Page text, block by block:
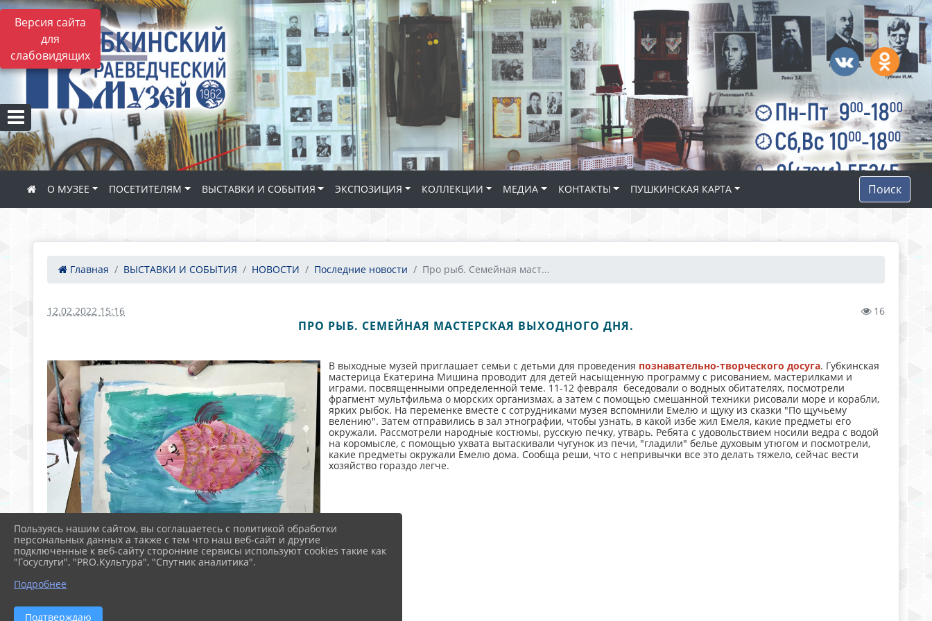
Версия сайта
для
слабовидящих
О МУЗЕЕ ПОСЕТИТЕЛЯМ ВЫСТАВКИ И СОБЫТИЯ ЭКСПОЗИЦИЯ КОЛЛЕКЦИИ МЕДИА КОНТАКТЫ ПУШКИНСКАЯ КАРТА Поиск
Главная ВЫСТАВКИ И СОБЫТИЯ НОВОСТИ Последние новости Про рыб. Семейная маст...
12.02.2022 15:16 16
ПРО РЫБ. СЕМЕЙНАЯ МАСТЕРСКАЯ ВЫХОДНОГО ДНЯ.
В выходные музей приглашает семьи с детьми для проведения познавательно-творческого досуга. Губкинская
мастерица Екатерина Мишина проводит для детей насыщенную программу с рисованием, мастерилками и
играми, посвященными определенной теме. 11-12 февраля беседовали о водных обитателях, посмотрели
фрагмент мультфильма о морских организмах, а затем с помощью смешанной техники рисовали море и корабли,
ярких рыбок. На переменке вместе с сотрудниками музея вспомнили Емелю и щуку из сказки "По щучьему
велению". Затем отправились в зал этнографии, чтобы узнать, в какой избе жил Емеля, какие предметы его
окружали. Рассмотрели народные костюмы, русскую печку, утварь. Ребята с удовольствием носили ведра с водой
на коромысле, с помощью ухвата вытаскивали чугунок из печи, "гладили" белье духовым утюгом и посмотрели,
какие предметы окружали Емелю дома. Сообща реши, что с непривычки все это делать тяжело, сейчас вести
хозяйство гораздо легче.
Пользуясь нашим сайтом, вы соглашаетесь с политикой обработки
персональных данных а также с тем что наш веб-сайт и другие
подключенные к веб-сайту сторонние сервисы используют cookies такие как
"Госуслуги", "PRO.Культура", "Спутник аналитика".
Подробнее
Подтверждаю